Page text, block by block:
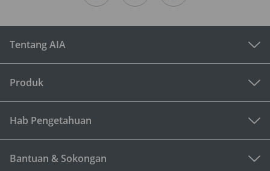
Tentang AIA
Produk
Hab Pengetahuan
Bantuan & Sokongan